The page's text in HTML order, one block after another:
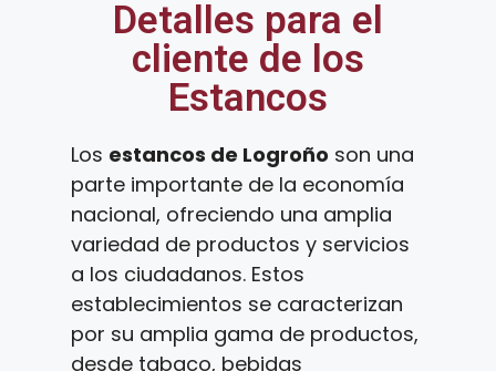
Detalles para el
cliente de los
Estancos
Los estancos de Logroño son una
parte importante de la economía
nacional, ofreciendo una amplia
variedad de productos y servicios
a los ciudadanos. Estos
establecimientos se caracterizan
por su amplia gama de productos,
desde tabaco, bebidas